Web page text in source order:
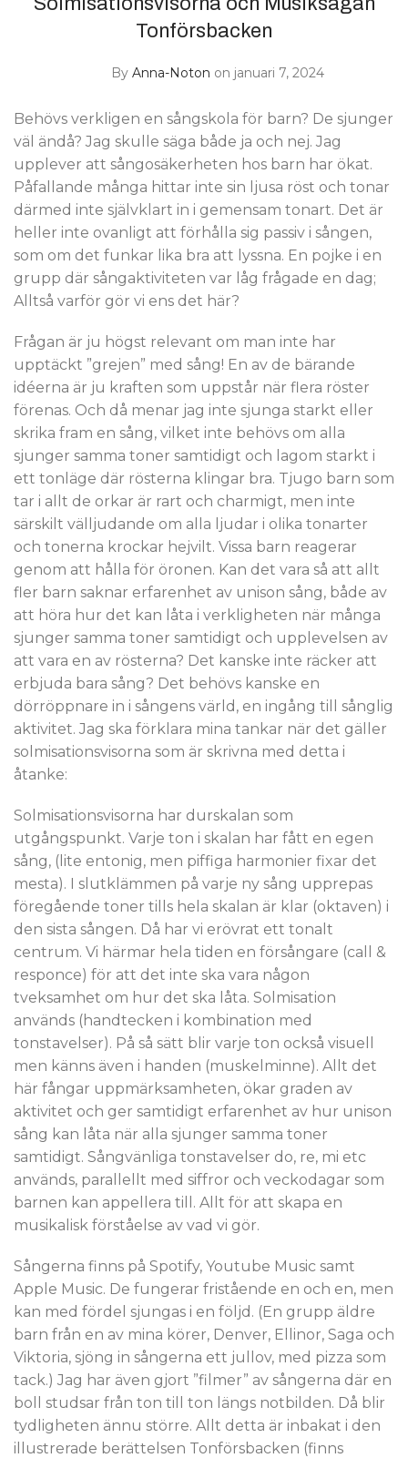
Tonförsbacken
By Anna-Noton on januari 7, 2024
Behövs verkligen en sångskola för barn? De sjunger
väl ändå? Jag skulle säga både ja och nej. Jag
upplever att sångosäkerheten hos barn har ökat.
Påfallande många hittar inte sin ljusa röst och tonar
därmed inte självklart in i gemensam tonart. Det är
heller inte ovanligt att förhålla sig passiv i sången,
som om det funkar lika bra att lyssna. En pojke i en
grupp där sångaktiviteten var låg frågade en dag;
Alltså varför gör vi ens det här?
Frågan är ju högst relevant om man inte har
upptäckt ”grejen” med sång! En av de bärande
idéerna är ju kraften som uppstår när flera röster
förenas. Och då menar jag inte sjunga starkt eller
skrika fram en sång, vilket inte behövs om alla
sjunger samma toner samtidigt och lagom starkt i
ett tonläge där rösterna klingar bra. Tjugo barn som
tar i allt de orkar är rart och charmigt, men inte
särskilt välljudande om alla ljudar i olika tonarter
och tonerna krockar hejvilt. Vissa barn reagerar
genom att hålla för öronen. Kan det vara så att allt
fler barn saknar erfarenhet av unison sång, både av
att höra hur det kan låta i verkligheten när många
sjunger samma toner samtidigt och upplevelsen av
att vara en av rösterna? Det kanske inte räcker att
erbjuda bara sång? Det behövs kanske en
dörröppnare in i sångens värld, en ingång till sånglig
aktivitet. Jag ska förklara mina tankar när det gäller
solmisationsvisorna som är skrivna med detta i
åtanke:
Solmisationsvisorna har durskalan som
utgångspunkt. Varje ton i skalan har fått en egen
sång, (lite entonig, men piffiga harmonier fixar det
mesta). I slutklämmen på varje ny sång upprepas
föregående toner tills hela skalan är klar (oktaven) i
den sista sången. Då har vi erövrat ett tonalt
centrum. Vi härmar hela tiden en försångare (call &
responce) för att det inte ska vara någon
tveksamhet om hur det ska låta. Solmisation
används (handtecken i kombination med
tonstavelser). På så sätt blir varje ton också visuell
men känns även i handen (muskelminne). Allt det
här fångar uppmärksamheten, ökar graden av
aktivitet och ger samtidigt erfarenhet av hur unison
sång kan låta när alla sjunger samma toner
samtidigt. Sångvänliga tonstavelser do, re, mi etc
används, parallellt med siffror och veckodagar som
barnen kan appellera till. Allt för att skapa en
musikalisk förståelse av vad vi gör.
Sångerna finns på Spotify, Youtube Music samt
Apple Music. De fungerar fristående en och en, men
kan med fördel sjungas i en följd. (En grupp äldre
barn från en av mina körer, Denver, Ellinor, Saga och
Viktoria, sjöng in sångerna ett jullov, med pizza som
tack.) Jag har även gjort ”filmer” av sångerna där en
boll studsar från ton till ton längs notbilden. Då blir
tydligheten ännu större. Allt detta är inbakat i den
illustrerade berättelsen Tonförsbacken (finns